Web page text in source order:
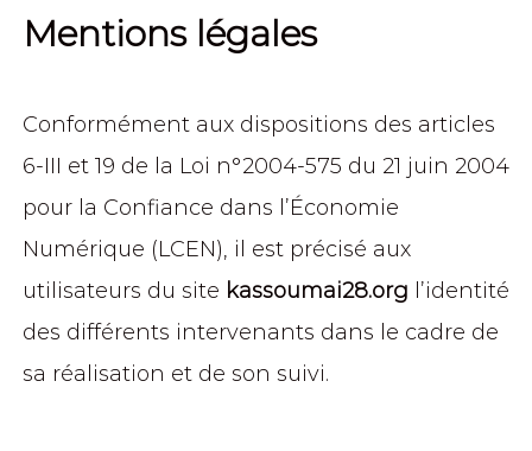
Mentions légales
Conformément aux dispositions des articles
6-III et 19 de la Loi n°2004-575 du 21 juin 2004
pour la Confiance dans l’Économie
Numérique (LCEN), il est précisé aux
utilisateurs du site kassoumai28.org l’identité
des différents intervenants dans le cadre de
sa réalisation et de son suivi.